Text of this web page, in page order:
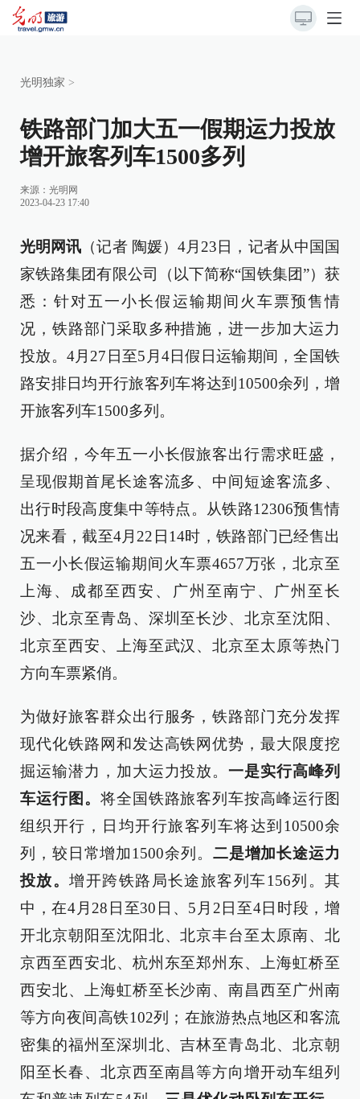
光明独家 >
铁路部门加大五一假期运力投放
增开旅客列车1500多列
来源： 光明网
2023-04-23 17:40
光明网讯 （记者 陶媛）4月23日，记者从中国国
家铁路集团有限公司（以下简称“国铁集团”）获
悉：针对五一小长假运输期间火车票预售情
况，铁路部门采取多种措施，进一步加大运力
投放。4月27日至5月4日假日运输期间，全国铁
路安排日均开行旅客列车将达到10500余列，增
开旅客列车1500多列。
据介绍，今年五一小长假旅客出行需求旺盛，
呈现假期首尾长途客流多、中间短途客流多、
出行时段高度集中等特点。从铁路12306预售情
况来看，截至4月22日14时，铁路部门已经售出
五一小长假运输期间火车票4657万张，北京至
上海、成都至西安、广州至南宁、广州至长
沙、北京至青岛、深圳至长沙、北京至沈阳、
北京至西安、上海至武汉、北京至太原等热门
方向车票紧俏。
为做好旅客群众出行服务，铁路部门充分发挥
现代化铁路网和发达高铁网优势，最大限度挖
掘运输潜力，加大运力投放。一是实行高峰列
车运行图。 将全国铁路旅客列车按高峰运行图
组织开行，日均开行旅客列车将达到10500余
列，较日常增加1500余列。 二是增加长途运力
投放。增开跨铁路局长途旅客列车156列。其
中，在4月28日至30日、5月2日至4日时段，增
开北京朝阳至沈阳北、北京丰台至太原南、北
京西至西安北、杭州东至郑州东、上海虹桥至
西安北、上海虹桥至长沙南、南昌西至广州南
等方向夜间高铁102列；在旅游热点地区和客流
密集的福州至深圳北、吉林至青岛北、北京朝
阳至长春、北京西至南昌等方向增开动车组列